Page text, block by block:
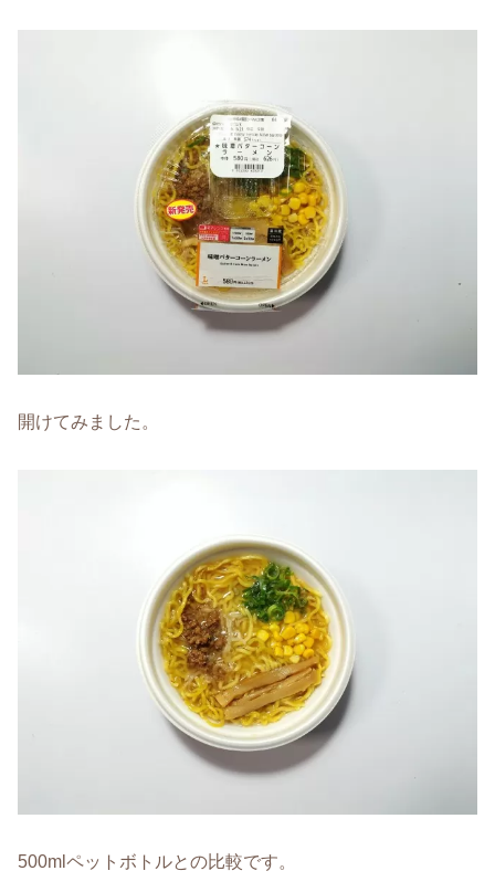
開けてみました。
500mlペットボトルとの比較です。